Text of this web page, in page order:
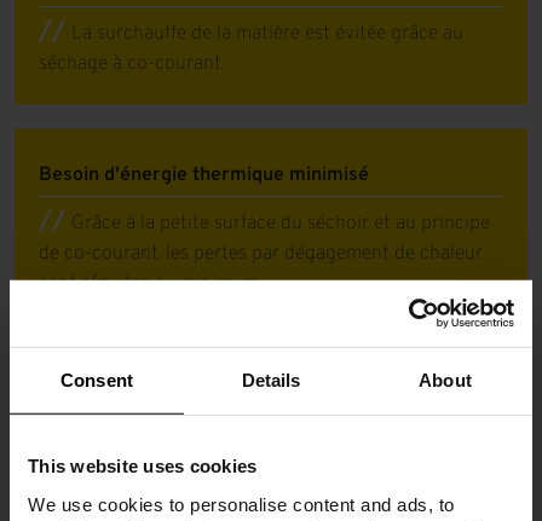
Consent Details About
This website uses cookies
We use cookies to personalise content and ads, to
La surchauffe de la matière est évitée grâce au
séchage à co-courant.
Besoin d'énergie thermique minimisé
Grâce à la petite surface du séchoir et au principe
de co-courant, les pertes par dégagement de chaleur
sont réduites au minimum.
trois tubes ; faibles coûts d'investissement pour
bâtiment et fondations.